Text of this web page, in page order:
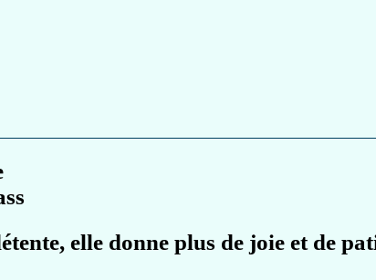
elle donne plus de joie et de